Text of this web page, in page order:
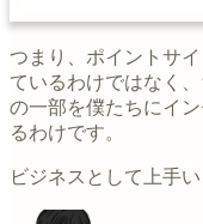
つまり、ポイントサ
ているわけではなく
の一部を僕たちにイ
るわけです。
ビジネスとして上手